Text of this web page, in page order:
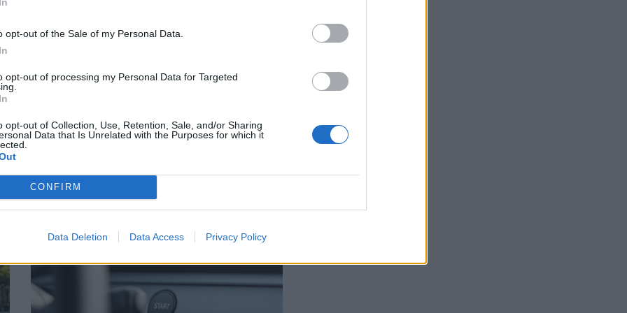
opt-out of the Sale of my Personal Data.
opt-out of processing my Personal Data for Targeted
opt-out of Collection, Use, Retention, Sale, and/or Sharing
Data that Is Unrelated with the Purposes for which it
CONFIRM
Data Deletion Data Access Privacy Policy